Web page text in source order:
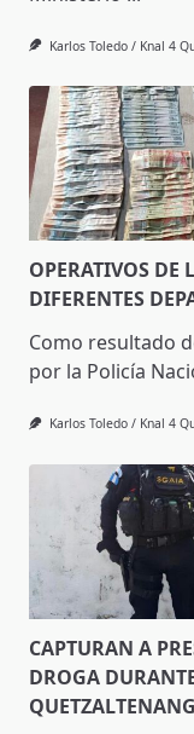
Karlos Toledo / Knal 4
OPERATIVOS DE
DIFERENTES
Como resultado
por la Policía
Karlos Toledo / Knal 4
CAPTURAN A
DROGA